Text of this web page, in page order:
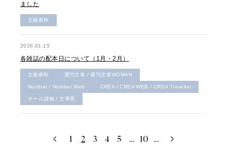
ました
文藝春秋
2026.01.15
各雑誌の配本日について（1月・2月）
文藝春秋 週刊文春 / 週刊文春WOMAN
Number / Number Web CREA / CREA WEB / CREA Traveller
オール讀物 / 文學界
1 2 3 4 5 ... 10 ...